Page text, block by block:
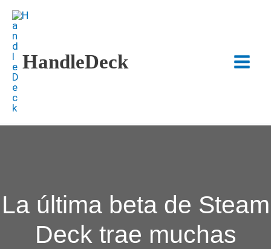
contenido
HandleDeck
La última beta de Steam
Deck trae muchas